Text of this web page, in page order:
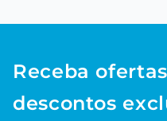
Receba
descontos